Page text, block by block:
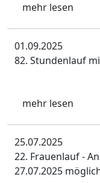
mehr lesen
01.09.2025
82. Stundenlauf
mehr lesen
25.07.2025
22. Frauenlauf -
27.07.2025